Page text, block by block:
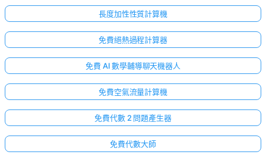
長度加性性質計算機
免費絕熱過程計算器
免費 AI 數學輔導聊天機器人
免費空氣流量計算機
免費代數 2 問題產生器
免費代數大師